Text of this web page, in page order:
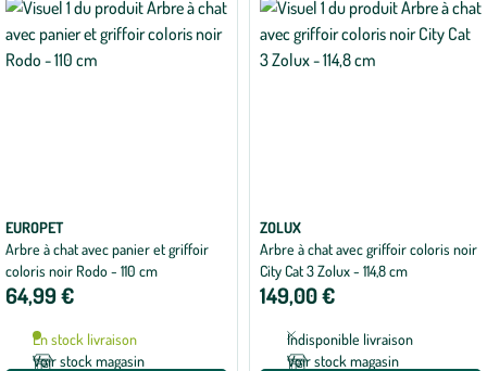
EUROPET
Arbre à chat avec panier et griffoir
coloris noir Rodo - 110 cm
64,99 €
En stock livraison
Voir stock magasin
ZOLUX
Arbre à chat avec griffoir coloris noir
City Cat 3 Zolux - 114,8 cm
149,00 €
Indisponible livraison
Voir stock magasin